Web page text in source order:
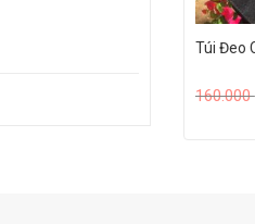
Túi Đeo
160.000